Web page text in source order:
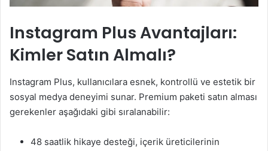
Instagram Plus Avantajları:
Kimler Satın Almalı?
Instagram Plus, kullanıcılara esnek, kontrollü ve estetik bir
sosyal medya deneyimi sunar. Premium paketi satın alması
gerekenler aşağıdaki gibi sıralanabilir:
48 saatlik hikaye desteği, içerik üreticilerinin